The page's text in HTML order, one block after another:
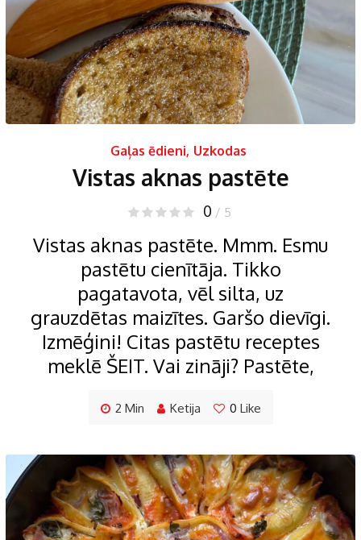
Gaļas ēdieni, Uzkodas
Vistas aknas pastēte
0 / 5
Vistas aknas pastēte. Mmm. Esmu
pastētu cienītāja. Tikko
pagatavota, vēl silta, uz
grauzdētas maizītes. Garšo dievīgi.
Izmēģini! Citas pastētu receptes
meklē ŠEIT. Vai zināji? Pastēte,
2 Min Ketija 0 Like